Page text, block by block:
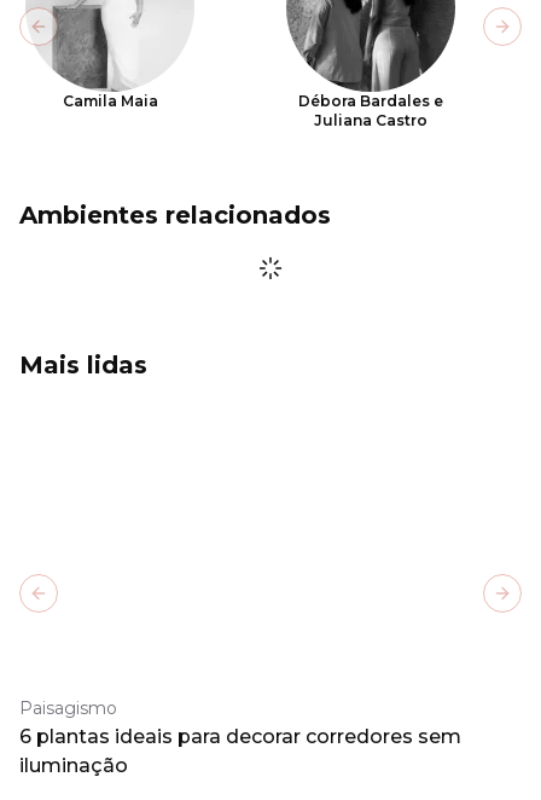
Camila Maia
Débora Bardales e
Juliana Castro
Previous slide
Ambientes relacionados
Mais lidas
Paisagismo
6 plantas ideais para decorar corredores sem
iluminação
Previous slide